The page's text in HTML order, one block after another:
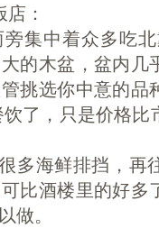
：
中着众多吃北
的木盆，盆内几
挑选你中意的品
了，只是价格比
海鲜排挡，再
比酒楼里的好多
做。